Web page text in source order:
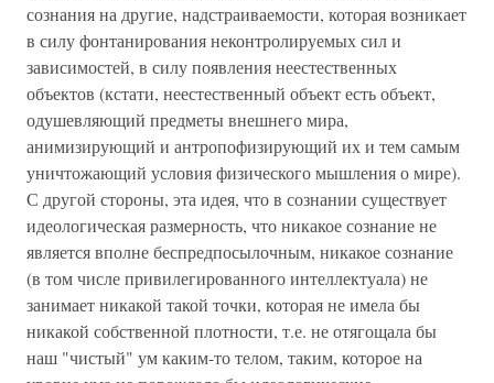
сознания на другие, надстраиваемости, которая возникает
в силу фонтанирования неконтролируемых сил и
зависимостей, в силу появления неестественных
объектов (кстати, неестественный объект есть объект,
одушевляющий предметы внешнего мира,
анимизирующий и антропофизирующий их и тем самым
уничтожающий условия физического мышления о мире).
С другой стороны, эта идея, что в сознании существует
идеологическая размерность, что никакое сознание не
является вполне беспредпосылочным, никакое сознание
(в том числе привилегированного интеллектуала) не
занимает никакой такой точки, которая не имела бы
никакой собственной плотности, т.е. не отягощала бы
наш "чистый" ум каким-то телом, таким, которое на